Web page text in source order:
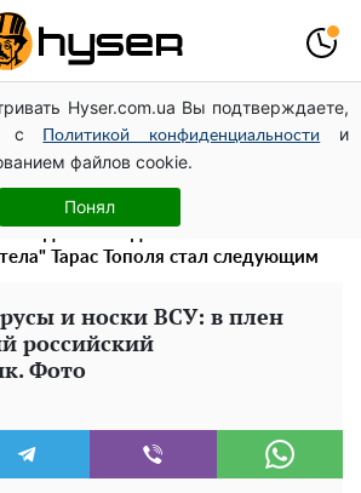
Hyser.com.ua Вы подтверждаете,
с
Политикой конфиденциальности
и
файлов cookie.
Понял
площадь стать главной точкой
Киев
в интересных позах заставила
слив видео – было только началом
Тарас Тополя стал следующим
и носки ВСУ: в плен
российский
Фото